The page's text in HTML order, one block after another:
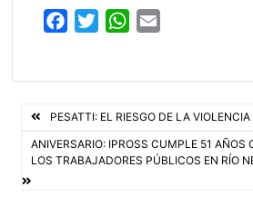
b
o
o
t
e
r
W
s
A
p
l
Navegación
de
entradas
PESATTI: EL RIESGO DE LA
ANIVERSARIO: IPROSS CUMPLE 51 AÑOS
LOS TRABAJADORES PÚBLICOS EN RÍO